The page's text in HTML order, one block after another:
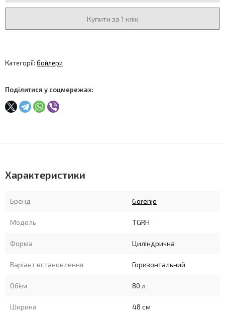
Купити за 1 клік
Категорії: бойлери
Поділитися у соцмережах:
Характеристики
Бренд Gorenje
Модель TGRH
Форма Циліндрична
Варіант встановлення Горизонтальний
Об`єм 80 л
Ширина 48 см